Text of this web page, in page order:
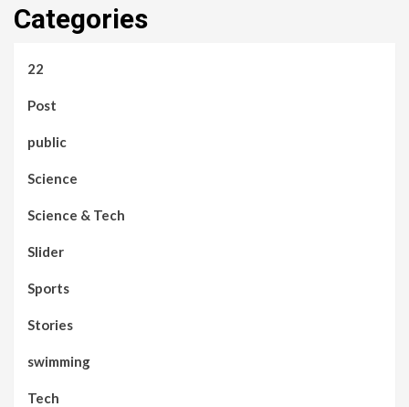
Categories
22
Post
public
Science
Science & Tech
Slider
Sports
Stories
swimming
Tech